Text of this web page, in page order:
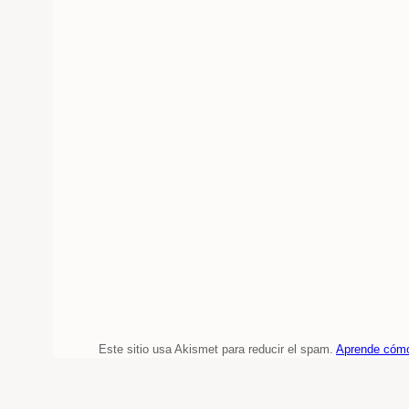
Este sitio usa Akismet para reducir el spam. Aprende